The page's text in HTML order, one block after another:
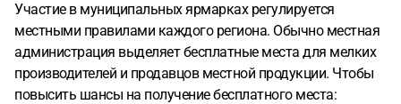
Участие в муниципальных ярмарках регулируется
местными правилами каждого региона. Обычно местная
администрация выделяет бесплатные места для мелких
производителей и продавцов местной продукции. Чтобы
повысить шансы на получение бесплатного места: